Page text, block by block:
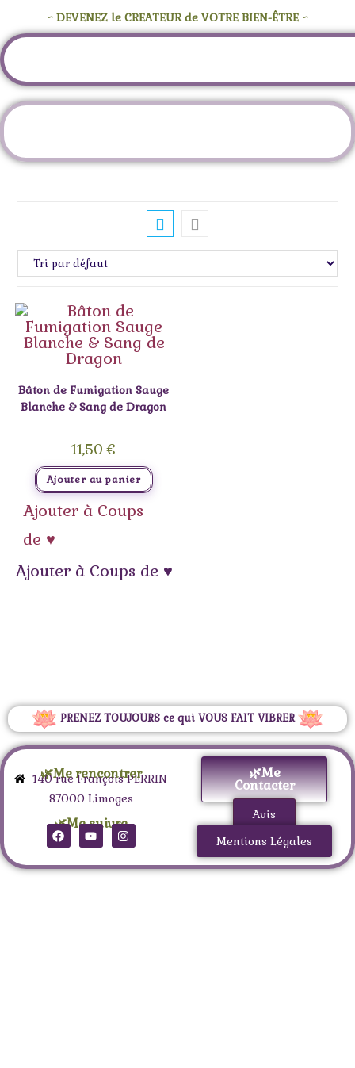
~ DEVENEZ le CREATEUR de VOTRE BIEN-ÊTRE ~
Bâton de Fumigation Sauge
Blanche & Sang de Dragon
11,50€
Ajouter au panier
Ajouter à Coups
de ♥
Ajouter à Coups de ♥
PRENEZ TOUJOURS ce qui VOUS FAIT VIBRER
🌿Me rencontrer
140 rue François PERRIN
87000 Limoges
🌿Me
Contacter
🌿Me suivre
Avis
Mentions Légales